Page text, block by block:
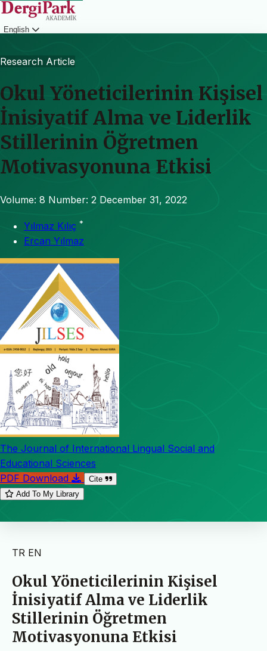
English
Research Article
Okul Yöneticilerinin Kişisel
İnisiyatif Alma ve Liderlik
Stillerinin Öğretmen
Motivasyonuna Etkisi
Volume: 8 Number: 2 December 31, 2022
Yılmaz Kılıç *
Ercan Yılmaz
The Journal of International Lingual Social and
Educational Sciences
PDF Download
Cite
Add To My Library
TR EN
Okul Yöneticilerinin Kişisel
İnisiyatif Alma ve Liderlik
Stillerinin Öğretmen
Motivasyonuna Etkisi